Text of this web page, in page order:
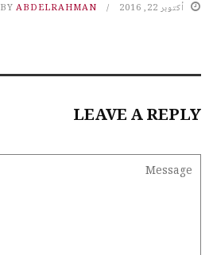
أكتوبر 22, 2016 BY ABDELRAHMAN
LEAVE A REPLY